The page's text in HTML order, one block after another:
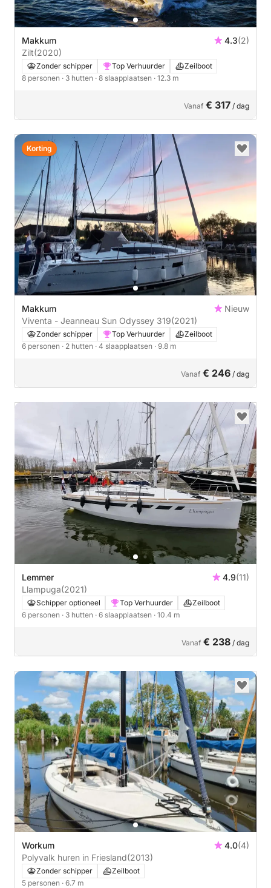
Makkum 4.3(2)
Zilt(2020)
Zonder schipper Top Verhuurder
Zeilboot
8 personen · 3 hutten · 8 slaapplaatsen · 12.3 m
Vanaf € 317 / dag
Makkum
Nieuw
Viventa - Jeanneau Sun Odyssey 319(2021)
Zonder schipper Top Verhuurder
Zeilboot
6 personen · 2 hutten · 4 slaapplaatsen · 9.8 m
Vanaf € 246 / dag
Korting
Lemmer 4.9(11)
Llampuga(2021)
Schipper optioneel Top Verhuurder
Zeilboot
6 personen · 3 hutten · 6 slaapplaatsen · 10.4 m
Vanaf € 238 / dag
Workum 4.0(4)
Polyvalk huren in Friesland(2013)
Zonder schipper
Zeilboot
5 personen · 6.7 m